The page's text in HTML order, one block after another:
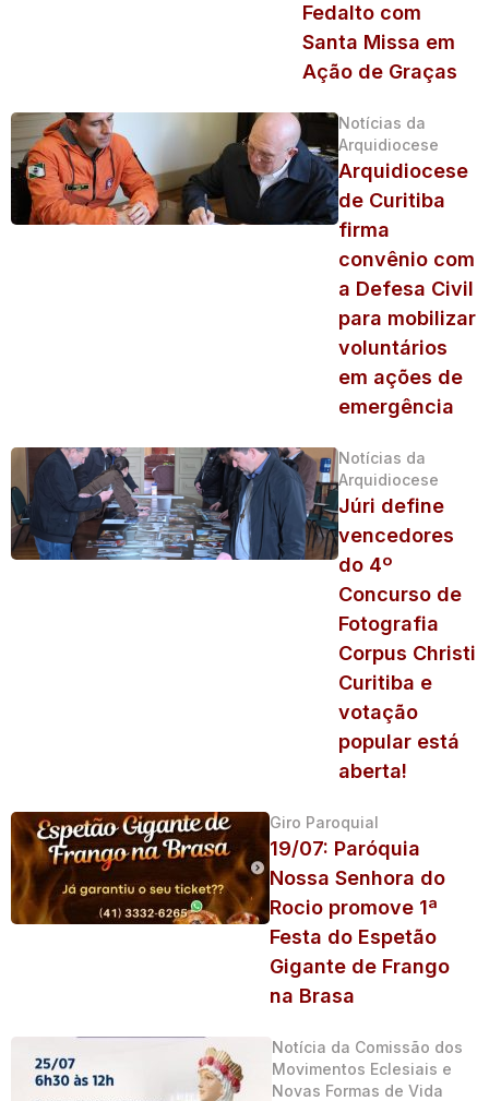
Fedalto com
Santa Missa em
Ação de Graças
Notícias da
Arquidiocese
Arquidiocese
de Curitiba
firma
convênio com
a Defesa Civil
para mobilizar
voluntários
em ações de
emergência
Notícias da
Arquidiocese
Júri define
vencedores
do 4º
Concurso de
Fotografia
Corpus Christi
Curitiba e
votação
popular está
aberta!
Giro Paroquial
19/07: Paróquia
Nossa Senhora do
Rocio promove 1ª
Festa do Espetão
Gigante de Frango
na Brasa
Notícia da Comissão dos
Movimentos Eclesiais e
Novas Formas de Vida